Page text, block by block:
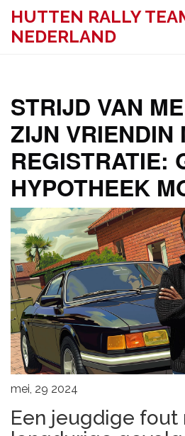
HUTTEN RALLY
NEDERLAND
STRIJD VAN
ZIJN VRIENDIN
REGISTRATIE:
HYPOTHEEK
mei, 29 2024
Een jeugdige fout